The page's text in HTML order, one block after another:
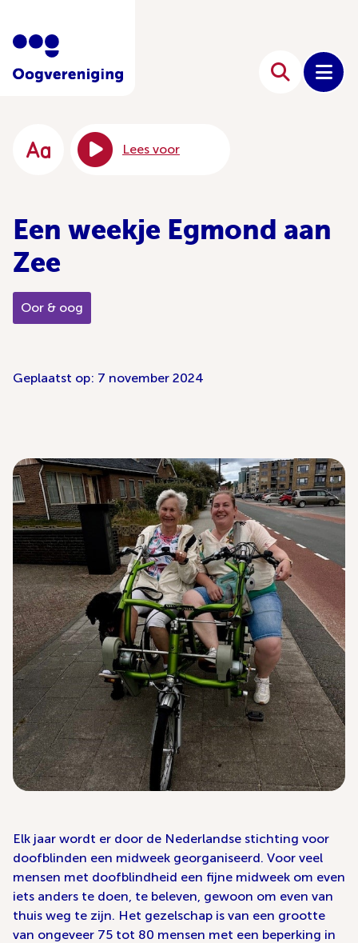
Lees voor
Een weekje Egmond aan
Zee
Oor & oog
Geplaatst op: 7 november 2024
Elk jaar wordt er door de Nederlandse stichting voor
doofblinden een midweek georganiseerd. Voor veel
mensen met doofblindheid een fijne midweek om even
iets anders te doen, te beleven, gewoon om even van
thuis weg te zijn. Het gezelschap is van een grootte
van ongeveer 75 tot 80 mensen met een beperking in